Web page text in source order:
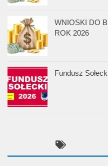
WNIOSKI DO
ROK 2026
Fundusz